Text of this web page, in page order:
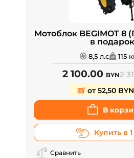
Мотоблок BEGIMOT 8
в
8,5 л.с 115
2 100.00 BYN2
от 52,50
В
Купить в
Сравнить